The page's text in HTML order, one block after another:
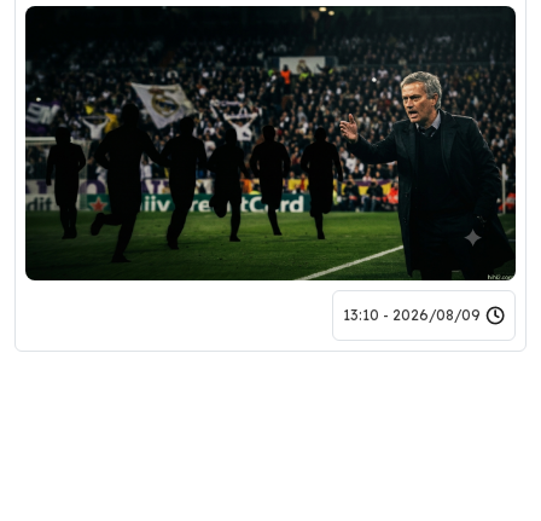
2026/08/09 - 13:10